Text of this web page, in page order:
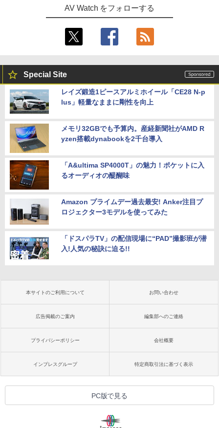
AV Watch をフォローする
Special Site
レイズ鍛造1ピースアルミホイール「CE28 N-p
lus」軽量なままに剛性を向上
メモリ32GBでも予算内。産経新聞社がAMD R
yzen搭載dynabookを2千台導入
「A&ultima SP4000T」の魅力！ポケットに入
るオーディオの醍醐味
Amazon プライムデー過去最安! Anker注目プ
ロジェクター3モデルを使ってみた
「ドスパラTV」の配信現場に“PAD”撮影班が潜
入!人気の秘訣に迫る!!
本サイトのご利用について お問い合わせ
広告掲載のご案内 編集部へのご連絡
プライバシーポリシー 会社概要
インプレスグループ 特定商取引法に基づく表示
PC版で見る